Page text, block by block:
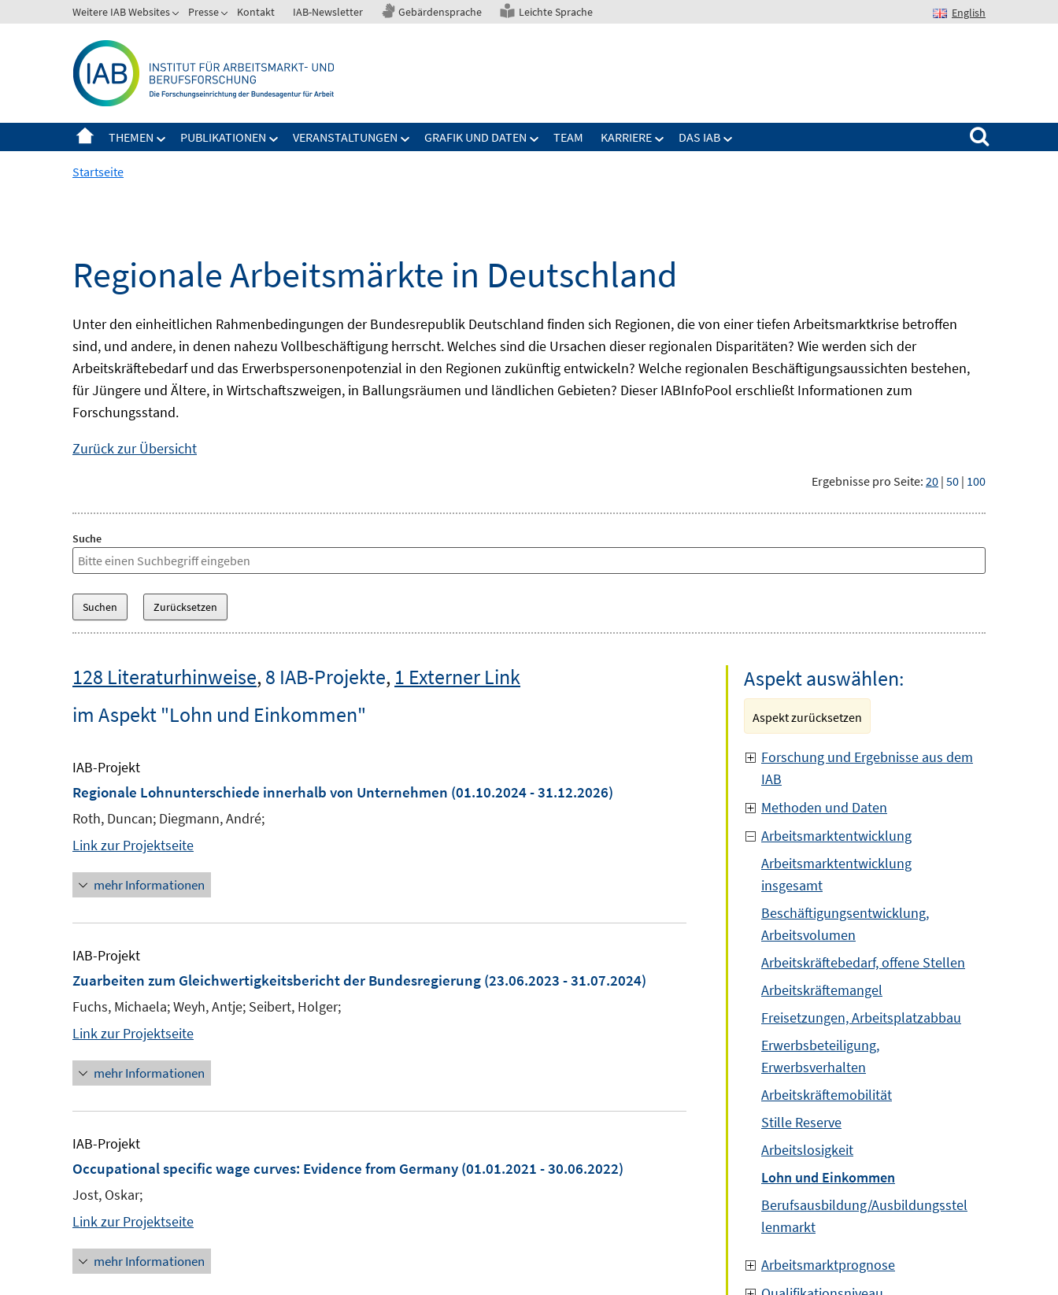
zum
Weitere IAB Websites Presse Kontakt IAB-Newsletter Gebärdensprache Leichte Sprache English
THEMEN PUBLIKATIONEN VERANSTALTUNGEN GRAFIK UND DATEN TEAM KARRIERE DAS IAB
Suchen nach:
Startseite
Regionale Arbeitsmärkte in Deutschland
Unter den einheitlichen Rahmenbedingungen der Bundesrepublik Deutschland finden sich Regionen, die von einer tiefen Arbeitsmarktkrise betroffen
sind, und andere, in denen nahezu Vollbeschäftigung herrscht. Welches sind die Ursachen dieser regionalen Disparitäten? Wie werden sich der
Arbeitskräftebedarf und das Erwerbspersonenpotenzial in den Regionen zukünftig entwickeln? Welche regionalen Beschäftigungsaussichten bestehen,
für Jüngere und Ältere, in Wirtschaftszweigen, in Ballungsräumen und ländlichen Gebieten? DieserIABInfoPool erschließt Informationen zum
Forschungsstand.
Zurück zur Übersicht
Ergebnisse pro Seite: 20 | 50 | 100
Suche
128 Literaturhinweise,8 IAB-Projekte, 1 Externer Link
im Aspekt "Lohn und Einkommen"
IAB-Projekt
Regionale Lohnunterschiede innerhalb von Unternehmen (01.10.2024 - 31.12.2026)
Roth, Duncan; Diegmann, André;
Link zur Projektseite
mehr Informationen
IAB-Projekt
Zuarbeiten zum Gleichwertigkeitsbericht der Bundesregierung (23.06.2023 - 31.07.2024)
Fuchs, Michaela; Weyh, Antje; Seibert, Holger;
Link zur Projektseite
mehr Informationen
IAB-Projekt
Occupational specific wage curves: Evidence from Germany (01.01.2021 - 30.06.2022)
Jost, Oskar;
Link zur Projektseite
mehr Informationen
Aspekt auswählen:
Aspekt zurücksetzen
Forschung und Ergebnisse aus dem
IAB
Methoden und Daten
Arbeitsmarktentwicklung
Arbeitsmarktentwicklung
insgesamt
Beschäftigungsentwicklung,
Arbeitsvolumen
Arbeitskräftebedarf, offene Stellen
Arbeitskräftemangel
Freisetzungen, Arbeitsplatzabbau
Erwerbsbeteiligung,
Erwerbsverhalten
Arbeitskräftemobilität
Stille Reserve
Arbeitslosigkeit
Lohn und Einkommen
Berufsausbildung/Ausbildungsstel
lenmarkt
Arbeitsmarktprognose